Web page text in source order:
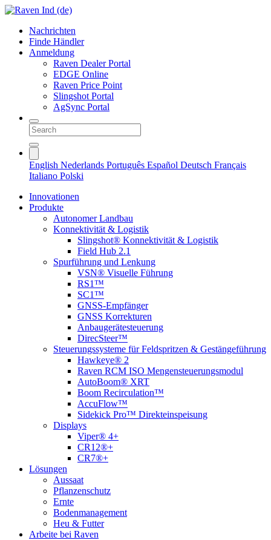
Nachrichten
Finde Händler
Anmeldung
Raven Dealer Portal
EDGE Online
Raven Price Point
Slingshot Portal
AgSync Portal
English Nederlands Português Español Deutsch Français
Italiano Polski
Innovationen
Produkte
Autonomer Landbau
Konnektivität & Logistik
Slingshot® Konnektivität & Logistik
Field Hub 2.1
Spurführung und Lenkung
VSN® Visuelle Führung
RS1™
SC1™
GNSS-Empfänger
GNSS Korrekturen
Anbaugerätesteuerung
DirecSteer™
Steuerungssysteme für Feldspritzen & Gestängeführung
Hawkeye® 2
Raven RCM ISO Mengensteuerungsmodul
AutoBoom® XRT
Boom Recirculation™
AccuFlow™
Sidekick Pro™ Direkteinspeisung
Displays
Viper® 4+
CR12®+
CR7®+
Lösungen
Aussaat
Pflanzenschutz
Ernte
Bodenmanagement
Heu & Futter
Arbeite bei Raven